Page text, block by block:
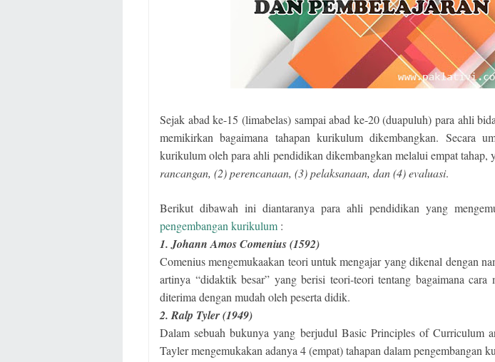
Sejak abad ke-15 (limabelas) sampai abad ke-20 (duapuluh) para ahli
memikirkan bagaimana tahapan kurikulum dikembangkan. Secara
kurikulum oleh para ahli pendidikan dikembangkan melalui empat tahap,
rancangan, (2) perencanaan, (3) pelaksanaan, dan (4) evaluasi.
Berikut dibawah ini diantaranya para ahli pendidikan yang
pengembangan kurikulum :
1. Johann Amos Comenius (1592)
Comenius mengemukaakan teori untuk mengajar yang dikenal dengan
artinya “didaktik besar” yang berisi teori-teori tentang bagaimana cara
diterima dengan mudah oleh peserta didik.
2. Ralp Tyler (1949)
Dalam sebuah bukunya yang berjudul Basic Principles of Curriculum
Tayler mengemukakan adanya 4 (empat) tahapan dalam pengembangan